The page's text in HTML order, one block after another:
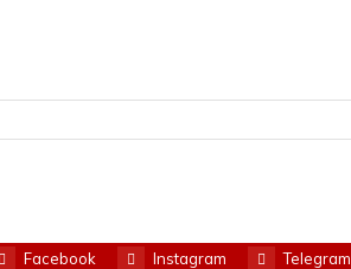
Facebook Instagram Telegram